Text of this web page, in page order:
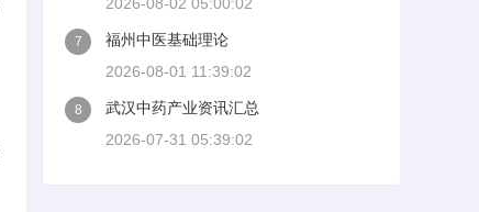
7
福州中医基础理论
2026-08-01 11:39:02
8
武汉中药产业资讯汇总
2026-07-31 05:39:02